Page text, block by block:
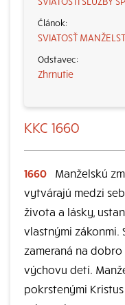
SVIATOSŤ
Zhrnutie
KKC 1660
1660
Manželskú
vytvárajú medzi
života a lásky,
vlastnými zákonmi.
zameraná na
výchovu detí.
pokrstenými